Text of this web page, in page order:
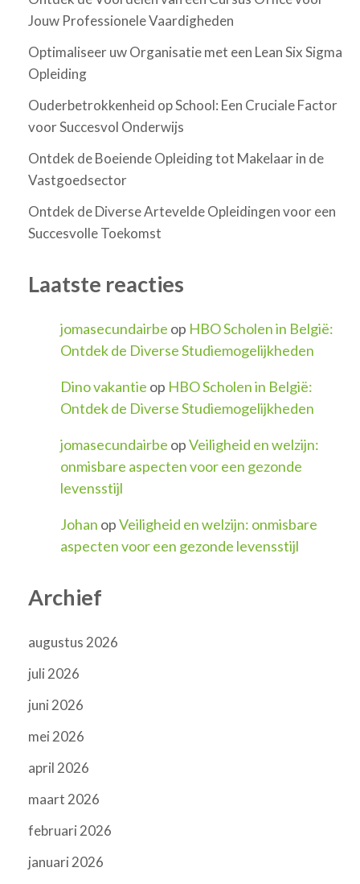
Jouw Professionele Vaardigheden
Optimaliseer uw Organisatie met een Lean Six Sigma
Opleiding
Ouderbetrokkenheid op School: Een Cruciale Factor
voor Succesvol Onderwijs
Ontdek de Boeiende Opleiding tot Makelaar in de
Vastgoedsector
Ontdek de Diverse Artevelde Opleidingen voor een
Succesvolle Toekomst
Laatste reacties
jomasecundairbe op HBO Scholen in België:
Ontdek de Diverse Studiemogelijkheden
Dino vakantie op HBO Scholen in België:
Ontdek de Diverse Studiemogelijkheden
jomasecundairbe opVeiligheid en welzijn:
onmisbare aspecten voor een gezonde
levensstijl
Johan opVeiligheid en welzijn: onmisbare
aspecten voor een gezonde levensstijl
Archief
augustus 2026
juli 2026
juni 2026
mei 2026
april 2026
maart 2026
februari 2026
januari 2026